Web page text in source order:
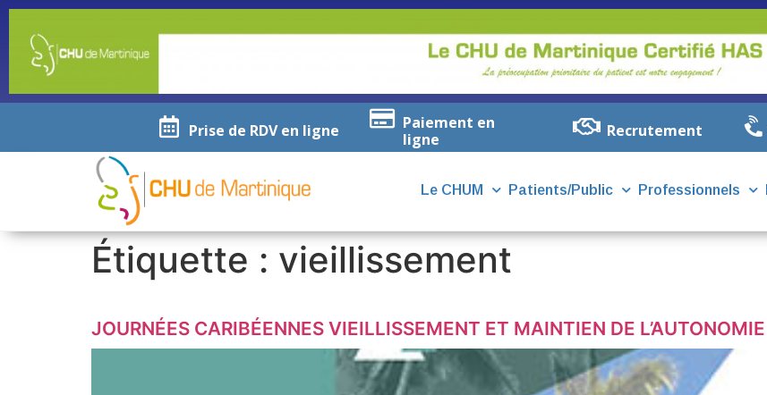
Prise de RDV en ligne
Paiement en
ligne
Recrutement
Le CHUM Patients/Public Professionnels
Étiquette : vieillissement
JOURNÉES CARIBÉENNES VIEILLISSEMENT ET MAINTIEN DE L’AUTONOMIE